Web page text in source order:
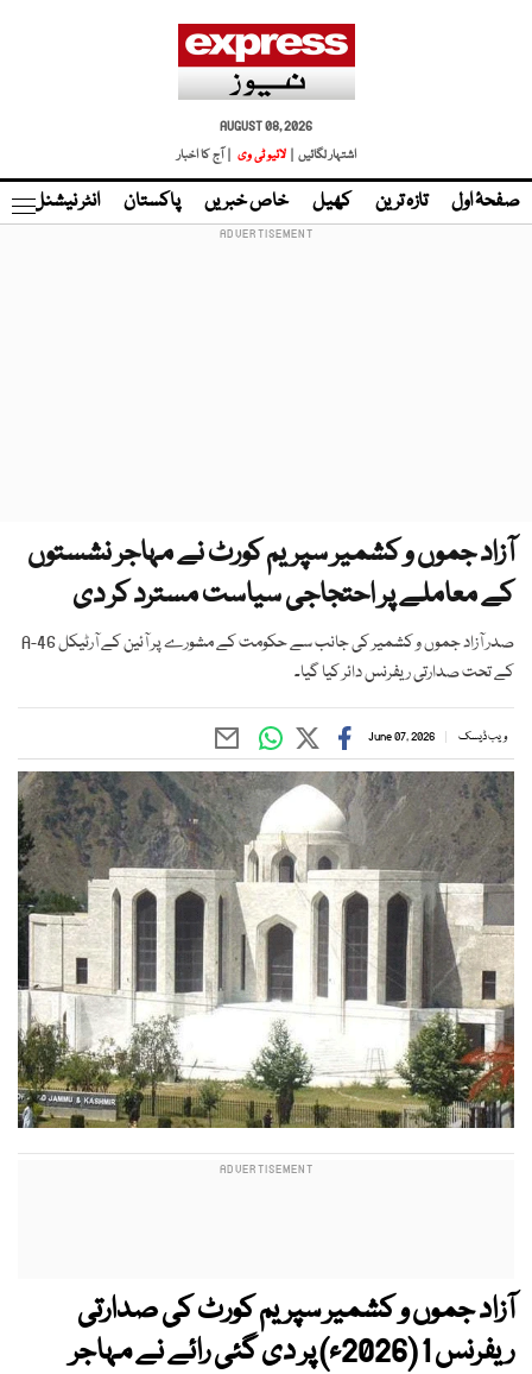
AUGUST 08, 2026
اشتہار لگائیں |
لائیو ٹی وی | آج کا اخبار
صفحۂ اول تازہ ترین کھیل خاص خبریں پاکستان انٹر نیشنل
آزاد جموں و کشمیر سپریم کورٹ نے مہاجر نشستوں
کے معاملے پر احتجاجی سیاست مسترد کر دی
صدر آزاد جموں و کشمیر کی جانب سے حکومت کے مشورے پر آئین کے آرٹیکل 46-A
کے تحت صدارتی ریفرنس دائر کیا گیا۔
ویب ڈیسک June 07, 2026
آزاد جموں و کشمیر سپریم کورٹ کی صدارتی
ریفرنس 1 (2026ء) پر دی گئی رائے نے مہاجر